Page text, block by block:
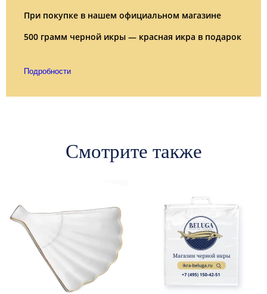
При покупке в нашем официальном магазине
500 грамм черной икры — красная икра в подарок
Подробности
Смотрите также